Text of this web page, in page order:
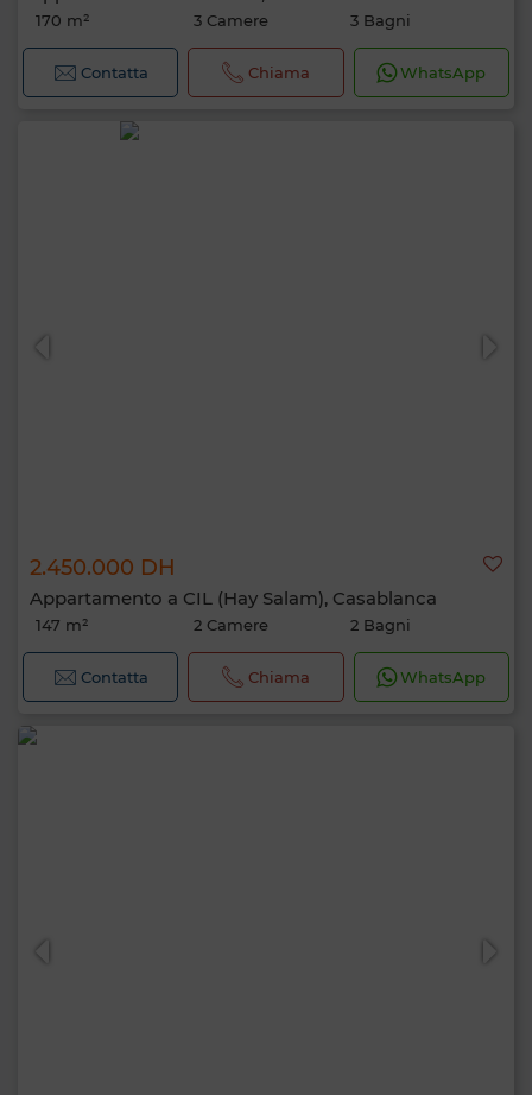
170 m² 3 Camere 3 Bagni
Contatta Chiama WhatsApp
2.450.000 DH
Appartamento a CIL (Hay Salam), Casablanca
147 m² 2 Camere 2 Bagni
Contatta Chiama WhatsApp